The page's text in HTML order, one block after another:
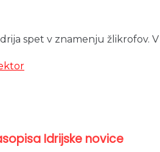
spet v znamenju
Idrijske novice